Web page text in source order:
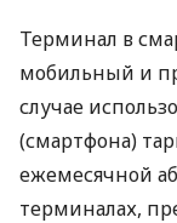
Терминал в
мобильный и
случае
(смартфона)
ежемесячной
терминалах,